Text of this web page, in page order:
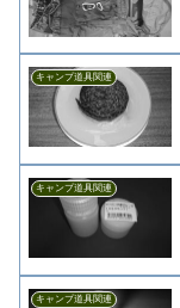
キャンプ道具関連
キャンプ道具関連
キャンプ道具関連